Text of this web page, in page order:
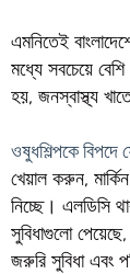
এমনিতেই
মধ্যে সবচেয়ে
হয়, জনস্বাস্থ্য
ওষুধশিল্পকে বিপদে
খেয়াল করুন,
নিচ্ছে। এলডিসি
সুবিধাগুলো
জরুরি সুবিধা এবং